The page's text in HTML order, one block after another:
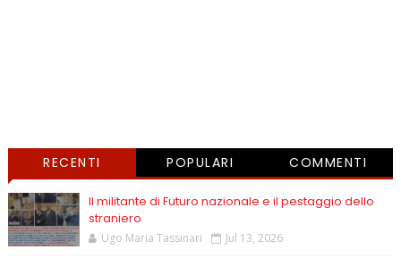
RECENTI POPULARI COMMENTI
Il militante di Futuro nazionale e il pestaggio dello
straniero
Ugo Maria Tassinari Jul 13, 2026